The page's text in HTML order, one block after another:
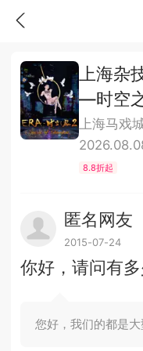
上海杂
—时空
上海马戏
8.8折起
匿名网友
2015-07-24
你好，请问有
您好，我们的都是